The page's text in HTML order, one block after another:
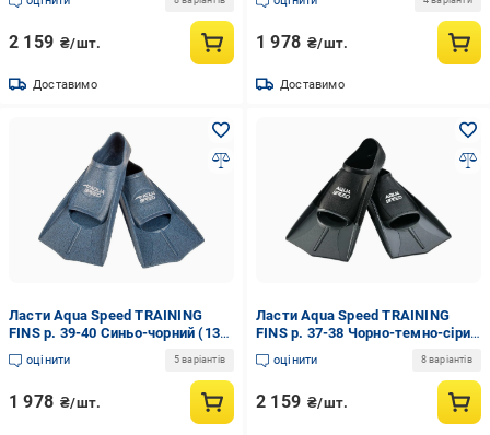
2 159 ₴/шт.
Доставимо
1 978 ₴/шт.
Доставимо
Ласти Aqua Speed TRAINING
FINS р. 39-40 Синьо-чорний (137-
01)
оцінити 5 варіантів
1 978 ₴/шт.
Ласти Aqua Speed TRAINING
FINS р. 37-38 Чорно-темно-сірий
(137-26)
оцінити 8 варіантів
2 159 ₴/шт.